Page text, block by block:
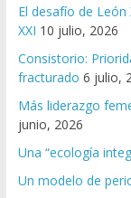
El desafío de León
XXI 10 julio, 2026
Consistorio:
fracturado 6 julio,
Más liderazgo
junio, 2026
Una “ecología
Un modelo de